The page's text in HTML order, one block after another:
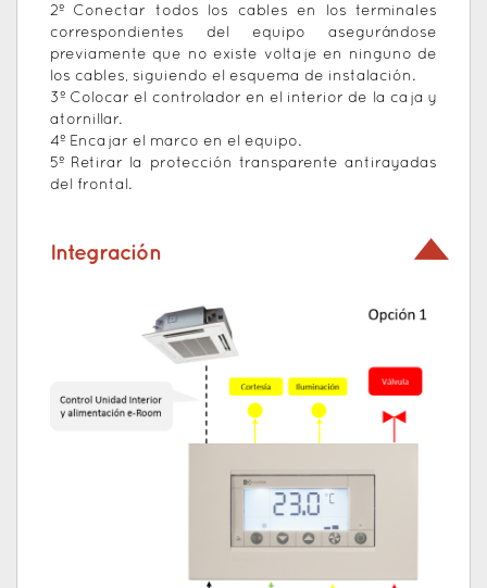
2º Conectar todos los cables en los terminales
correspondientes del equipo asegurándose
previamente que no existe voltaje en ninguno de
los cables, siguiendo el esquema de instalación.
3º Colocar el controlador en el interior de la caja y
atornillar.
4º Encajar el marco en el equipo.
5º Retirar la protección transparente antirayadas
del frontal.
Integración